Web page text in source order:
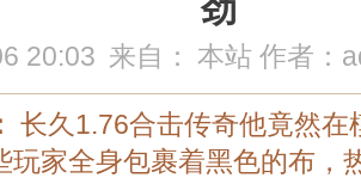
劲
20:03 来自： 本站 作者：
长久1.76合击传奇他竟然在
玩家全身包裹着黑色的布，